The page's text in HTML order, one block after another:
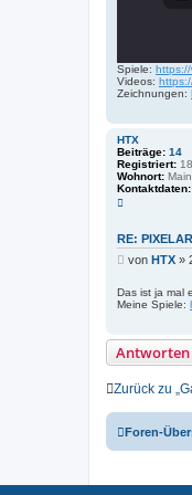
Spiele:
Videos:
Zeichnungen:
HTX
Beiträge: 14
Registriert:
Wohnort:
Kontaktdaten:
t
a
k
a
t
o
n
T
RE:
B
i
t
g
von HTX »
Das ist ja mal
Meine Spiele:
Antworten
Zurück zu
Foren-